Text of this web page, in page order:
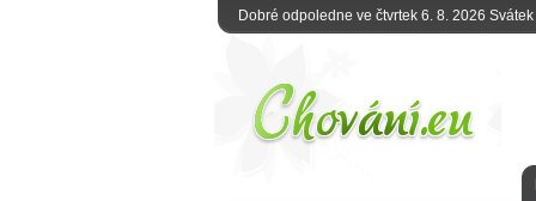
Dobré odpoledne ve čtvrtek 6. 8. 2026